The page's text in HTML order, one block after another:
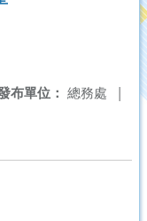
布單位： 總務處 |